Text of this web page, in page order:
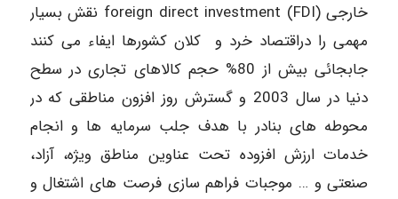
خارجی (foreign direct investment (FDI نقش بسیار
مهمی را دراقتصاد خرد و کلان کشورها ایفاء می کنند
جابجائی بیش از 80% حجم کالاهای تجاری در سطح
دنیا در سال 2003 و گسترش روز افزون مناطقی که در
محوطه های بنادر با هدف جلب سرمایه ها و انجام
خدمات ارزش افزوده تحت عناوین مناطق ویژه، آزاد،
صنعتی و … موجبات فراهم سازی فرصت های اشتغال و